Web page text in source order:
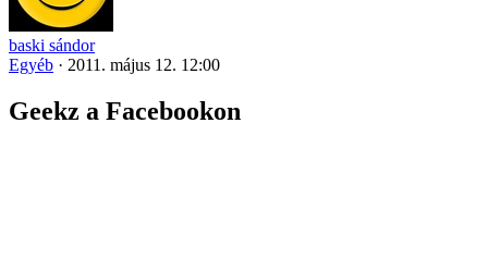
baski sándor
Egyéb · 2011. május 12. 12:00
Geekz a Facebookon